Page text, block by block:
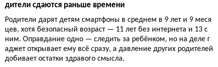
дители сдаются раньше времени
Родители дарят детям смартфоны в среднем в 9 лет и 9 меся
цев, хотя безопасный возраст — 11 лет без интернета и 13 с
ним. Оправдание одно — следить за ребёнком, но на деле г
аджет открывает ему всё сразу, а давление других родителей
добивает остатки здравого смысла.